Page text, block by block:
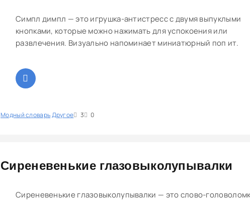
Симпл димпл — это игрушка-антистресс с двумя выпуклыми
кнопками, которые можно нажимать для успокоения или
развлечения. Визуально напоминает миниатюрный поп ит.
Модный словарьДругое 3 0
1 2 3 4 5
Сиреневенькие глазовыколупывалки
Сиреневенькие глазовыколупывалки — это слово-